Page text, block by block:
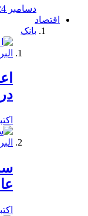
دسامبر 24, 2019
اقتصاد
بانک
اکتبر 19,
اکتبر 18,